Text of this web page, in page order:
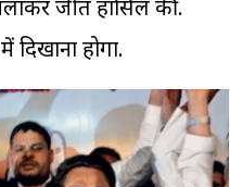
जीत हासिल की.
होगा.